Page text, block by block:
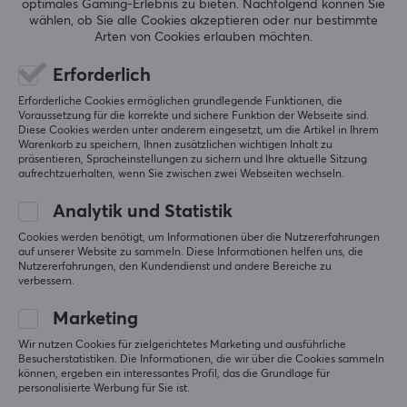
Jere P
Verifizierter Käufer
PC
Retro
Ich hatte die Polster einmal vor meinen Audio-
Technica-Kopfhörern durch ein paar generische
Kunstleder-Polster ersetzt, die sehr schnell
zerbröselten. Diese atmen mehr, und es ist kein
Kunstleder in Kontakt mit der Haut, sodass sie
möglicherweise länger halten.
Guter Sitz
Atmungsaktiv
Wirken langlebig
Nicht so isolierend wie Polster aus Vollleder
Original anzeigen
Wicked Cushions WC FreeZe Ohrpolster - Schwarz
optimales Gaming-Erlebnis zu bieten.
Nachfolgend können Sie
wählen, ob Sie alle Cookies akzeptieren oder nur bestimmte
Arten von Cookies erlauben möchten.
Erforderlich
Erforderliche Cookies ermöglichen grundlegende Funktionen, die
Voraussetzung für die korrekte und sichere Funktion der Webseite sind.
Diese Cookies werden unter anderem eingesetzt, um die Artikel in Ihrem
Warenkorb zu speichern, Ihnen zusätzlichen wichtigen Inhalt zu
präsentieren, Spracheinstellungen zu sichern und Ihre aktuelle Sitzung
aufrechtzuerhalten, wenn Sie zwischen zwei Webseiten wechseln.
Analytik und Statistik
Cookies werden benötigt, um Informationen über die Nutzererfahrungen
auf unserer Website zu sammeln. Diese Informationen helfen uns, die
Nutzererfahrungen, den Kundendienst und andere Bereiche zu
verbessern.
Marketing
Wir nutzen Cookies für zielgerichtetes Marketing und ausführliche
Besucherstatistiken. Die Informationen, die wir über die Cookies sammeln
können, ergeben ein interessantes Profil, das die Grundlage für
personalisierte Werbung für Sie ist.